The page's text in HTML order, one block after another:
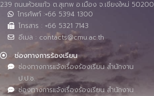
239 ถนนห้วยแก้ว ต.สุเทพ อ.เมือง จ.เชียงใหม่ 50200
โทรศัพท์ :+66 5394 1300
โทรสาร : +66 5321 7143
อีเมล : contacts@cmu.ac.th
ช่องทางการร้องเรียน
ช่องทางการแจ้งเรื่องร้องเรียน สำนักงาน
ป.ป.ช.
ช่องทางการแจ้งเรื่องร้องเรียน สำนักงาน